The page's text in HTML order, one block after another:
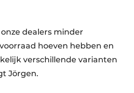
dealers minder
hoeven hebben en
verschillende varianten
Jörgen.